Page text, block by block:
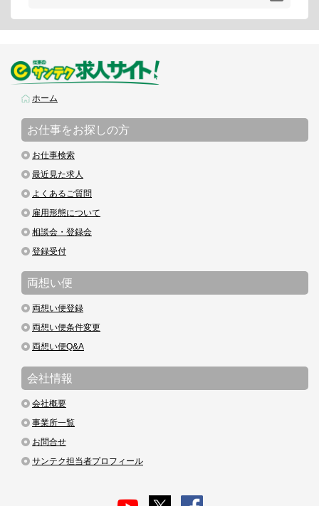
ホーム
お仕事をお探しの方
お仕事検索
最近見た求人
よくあるご質問
雇用形態について
相談会・登録会
登録受付
両想い便
両想い便登録
両想い便条件変更
両想い便Q&A
会社情報
会社概要
事業所一覧
お問合せ
サンテク担当者プロフィール